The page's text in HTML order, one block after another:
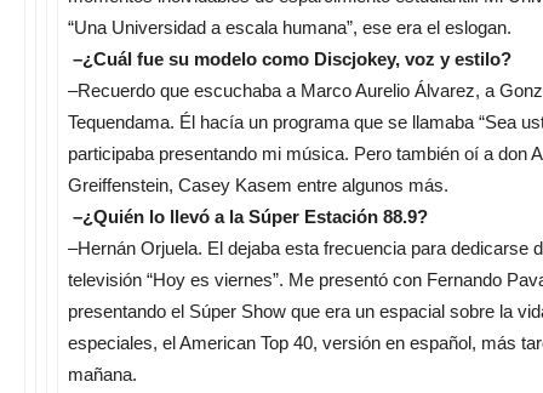
“Una Universidad a escala humana”, ese era el eslogan.
–¿Cuál fue su modelo como Discjokey, voz y estilo?
–Recuerdo que escuchaba a Marco Aurelio Álvarez, a
Tequendama. Él hacía un programa que se llamaba “Sea
participaba presentando mi música. Pero también oí a don
Greiffenstein, Casey Kasem entre algunos más.
–¿Quién lo llevó a la Súper Estación 88.9?
–Hernán Orjuela. El dejaba esta frecuencia para dedicarse
televisión “Hoy es viernes”. Me presentó con Fernando
presentando el Súper Show que era un espacial sobre la
especiales, el American Top 40, versión en español, más
mañana.